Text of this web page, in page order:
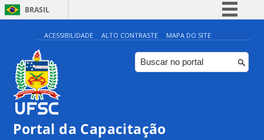
BRASIL
Simplifique!
Comunica BR
Participe
ACESSIBILIDADE ALTO CONTRASTE MAPA DO SITE
Portal da Capacitação